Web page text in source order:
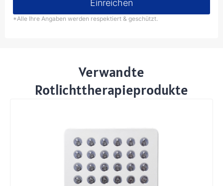
Einreichen
*Alle Ihre Angaben werden respektiert & geschützt.
Verwandte
Rotlichttherapieprodukte